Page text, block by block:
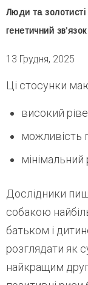
Люди та
генетичний зв’язок
13 Грудня, 2025
Ці стосунки
високий
можливість
мінімальний
Дослідники
собакою
батьком і
розглядати як
найкращим